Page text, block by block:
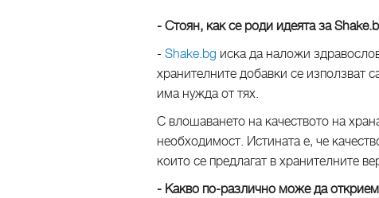
- Стоян, как се роди идеята за
- Shake.bg иска да наложи
хранителните добавки се използват
има нужда от тях.
С влошаването на качеството на
необходимост. Истината е, че
които се предлагат в хранителните
- Какво по-различно може да